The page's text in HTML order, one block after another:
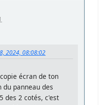
2024, 08:08:02
écran de ton
panneau des
des 2 cotés, c'est